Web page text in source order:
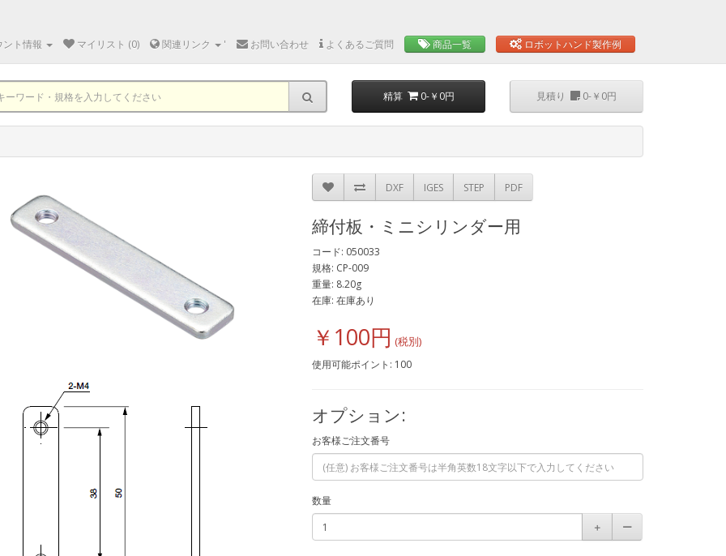
ント情報 マイリスト (0) 関連リンク ' お問い合わせ よくあるご質問 商品一覧 ロボットハンド製作例
精算 0-￥0円 見積り 0-￥0円
DXF IGES STEP PDF
締付板・ミニシリンダー用
コード: 050033
規格: CP-009
重量: 8.20g
在庫: 在庫あり
￥100円
使用可能ポイント: 100
オプション:
お客様ご注文番号
数量
＋
ー